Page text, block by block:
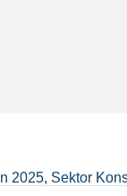
2025, Sektor